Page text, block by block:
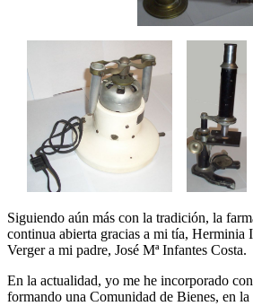
Siguiendo aún más con la tradición, la
continua abierta gracias a mi tía, Herminia
Verger a mi padre, José Mª Infantes Costa.
En la actualidad, yo me he incorporado
formando una Comunidad de Bienes, en